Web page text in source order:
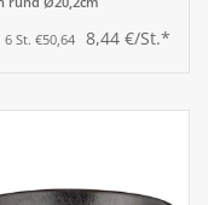
6 St. €50,64 8,44 €/St.*